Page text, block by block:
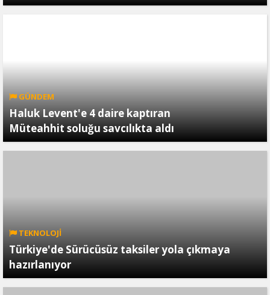
GÜNDEM
Haluk Levent'e 4 daire kaptıran
Müteahhit soluğu savcılıkta aldı
TEKNOLOJİ
Türkiye'de Sürücüsüz taksiler yola çıkmaya
hazırlanıyor